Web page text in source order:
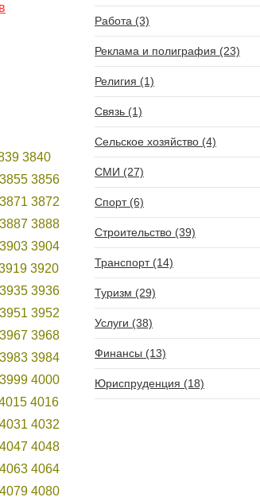
3840
3855 3856
3871 3872
3887 3888
3903 3904
3920
3935 3936
3951 3952
3967 3968
3983 3984
3999 4000
4016
4031 4032
4047 4048
4063 4064
4079 4080
Работа (3)
Реклама и полиграфия (23)
Религия (1)
Связь (1)
Сельское хозяйство (4)
СМИ (27)
Спорт (6)
Строительство (39)
Транспорт (14)
Туризм (29)
Услуги (38)
Финансы (13)
Юриспруденция (18)